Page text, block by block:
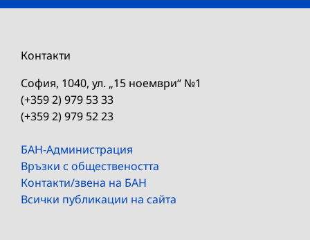
Контакти
София, 1040, ул. „15 ноември“ №1
(+359 2) 979 53 33
(+359 2) 979 52 23
БАН-Администрация
Връзки с обществеността
Контакти/звена на БАН
Всички публикации на сайта